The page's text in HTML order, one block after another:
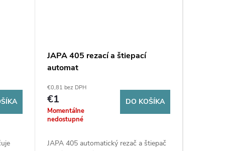
JAPA 405 rezací a štiepací
automat
€0,81 bez DPH
€1
Momentálne
nedostupné
DO KOŠÍKA
JAPA 405 automatický rezač a štiepač